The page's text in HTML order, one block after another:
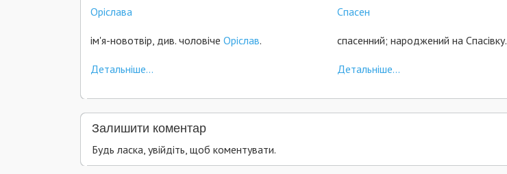
Оріслава
ім'я-новотвір, див. чоловіче Оріслав.
Детальніше...
Спасен
спасенний; народжений на Спасівку.
Детальніше...
Залишити коментар
Будь ласка, увійдіть, щоб коментувати.